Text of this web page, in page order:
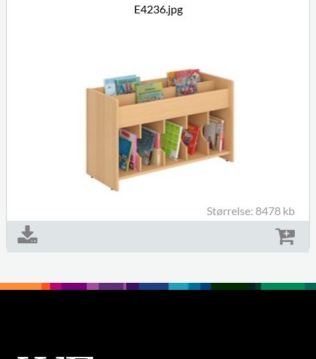
E4236.jpg
Størrelse: 8478 kb